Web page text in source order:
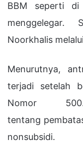
BBM seperti di
menggelegar.
Noorkhalis
Menurutnya,
terjadi setelah
Nomor
tentang
nonsubsidi.